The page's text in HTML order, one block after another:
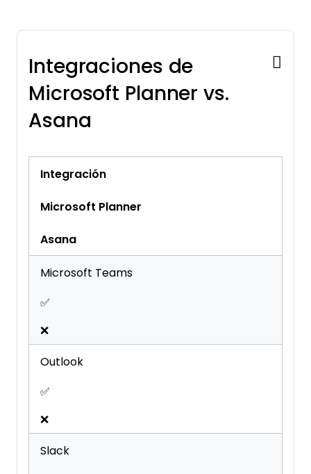
Integraciones de
Microsoft Planner vs.
Asana
Integración
Microsoft Planner
Asana
Microsoft Teams
✅
❌
Outlook
✅
❌
Slack